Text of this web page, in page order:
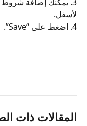
لأسفل.
4. اضغط على “Save”.
المقالات ذات